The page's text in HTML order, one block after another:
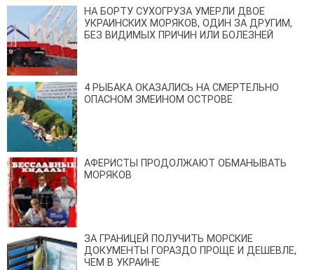
НА БОРТУ СУХОГРУЗА УМЕРЛИ ДВОЕ
УКРАИНСКИХ МОРЯКОВ, ОДИН ЗА ДРУГИМ,
БЕЗ ВИДИМЫХ ПРИЧИН ИЛИ БОЛЕЗНЕЙ
4 РЫБАКА ОКАЗАЛИСЬ НА СМЕРТЕЛЬНО
ОПАСНОМ ЗМЕИНОМ ОСТРОВЕ
АФЕРИСТЫ ПРОДОЛЖАЮТ ОБМАНЫВАТЬ
МОРЯКОВ
ЗА ГРАНИЦЕЙ ПОЛУЧИТЬ МОРСКИЕ
ДОКУМЕНТЫ ГОРАЗДО ПРОЩЕ И ДЕШЕВЛЕ,
ЧЕМ В УКРАИНЕ